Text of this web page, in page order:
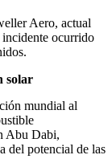
Aero, actual
ocurrido
solar
mundial al
Abu Dabi,
del potencial de las